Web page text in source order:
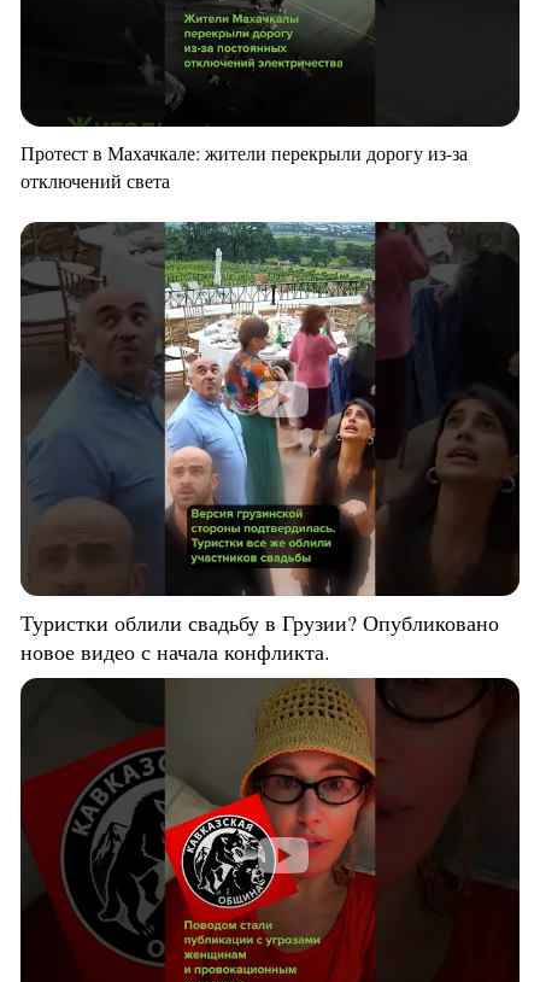
Протест в Махачкале: жители перекрыли дорогу из-за
отключений света
Туристки облили свадьбу в Грузии? Опубликовано
новое видео с начала конфликта.